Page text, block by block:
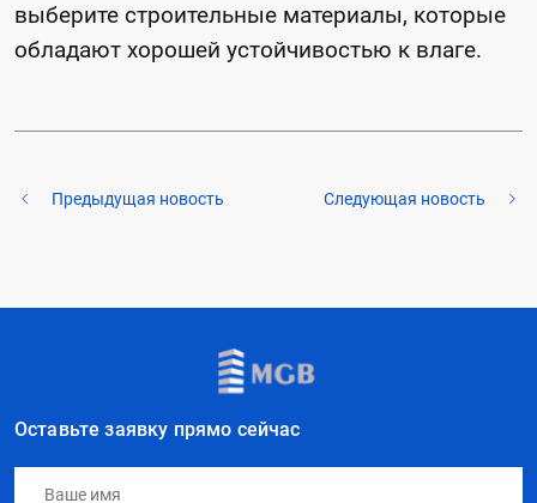
выберите строительные материалы, которые
обладают хорошей устойчивостью к влаге.
Предыдущая новость Следующая новость
Оставьте заявку прямо сейчас